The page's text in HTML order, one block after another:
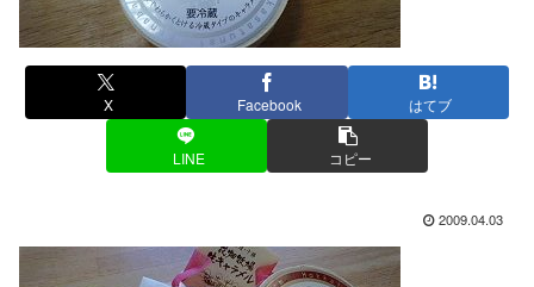
X Facebook はてブ
LINE コピー
2009.04.03